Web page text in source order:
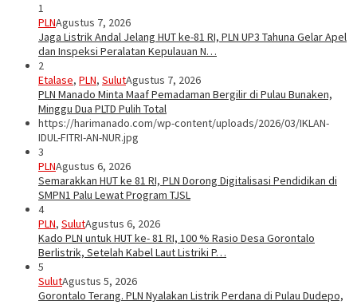
1
PLNAgustus 7, 2026
Jaga Listrik Andal Jelang HUT ke-81 RI, PLN UP3 Tahuna Gelar Apel
dan Inspeksi Peralatan Kepulauan N…
2
Etalase, PLN, SulutAgustus 7, 2026
PLN Manado Minta Maaf Pemadaman Bergilir di Pulau Bunaken,
Minggu Dua PLTD Pulih Total
https://harimanado.com/wp-content/uploads/2026/03/IKLAN-
IDUL-FITRI-AN-NUR.jpg
3
PLNAgustus 6, 2026
Semarakkan HUT ke 81 RI, PLN Dorong Digitalisasi Pendidikan di
SMPN1 Palu Lewat Program TJSL
4
PLN, SulutAgustus 6, 2026
Kado PLN untuk HUT ke- 81 RI, 100 % Rasio Desa Gorontalo
Berlistrik, Setelah Kabel Laut Listriki P…
5
SulutAgustus 5, 2026
Gorontalo Terang. PLN Nyalakan Listrik Perdana di Pulau Dudepo,